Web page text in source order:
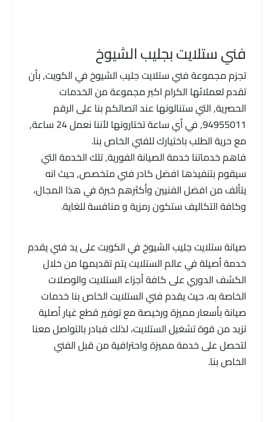
فني ستلايت بجليب الشيوخ
تجزم مجموعة فني ستلايت جليب الشيوخ في الكويت, بأن
تقدم لعملائها الكرام اكبر مجموعة من الخدمات
الحصرية, التي ستنالونها عند اتصالكم بنا على الرقم
94955011, في أي ساعة تختارونها لأننا نعمل 24 ساعة,
مع حرية الطلب باختيارك للفني الخاص بنا.
فاهم خدماتنا خدمة الصيانة الفورية, تلك الخدمة التي
سيقوم بتنفيذها افضل كادر فني متخصص, حيث انه
يتألف من افضل الفنيين وأكثرهم خبرة في هذا المجال،
وكافة التكاليف ستكون رمزية و منافسة للغاية.
صيانة ستلايت جليب الشيوخ في الكويت على يد فني يقدم
خدمة أصيلة في عالم الستلايت يتم تقديمها من خلال
الكشف الدوري على كافة أجزاء الستلايت والوصلات
الخاصة به، حيث يقدم فني الستلايت الخاص بنا خدمات
صيانة بأسعار مميزة ورخيصة مع توفير قطع غيار أصلية
تزيد من قوة تشغيل الستلايت، لذلك فبادر بالتواصل معنا
لتحصل على خدمة مميزة واحترافية من قبل الفني
الخاص بنا.